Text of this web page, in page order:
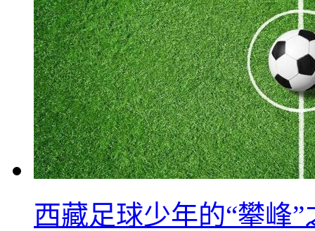
西藏足球少年的“攀峰